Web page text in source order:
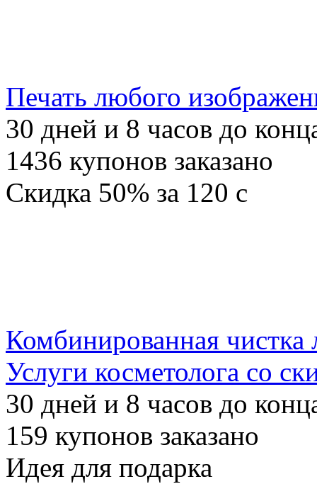
Печать любого
30 дней и 8 часов до
1436 купонов заказано
Скидка 50% за 120 c
Комбинированная чистка
Услуги косметолога со
30 дней и 8 часов до
159 купонов заказано
Идея для подарка